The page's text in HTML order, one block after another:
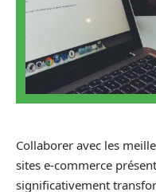
Collaborer avec les
sites e-commerce
significativement